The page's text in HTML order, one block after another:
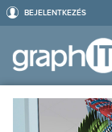
BEJELENTKEZÉS